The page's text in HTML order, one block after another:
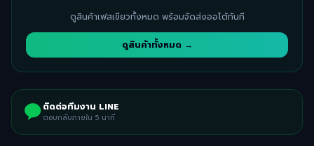
ดูสินค้าเฟสเขียวทั้งหมด พร้อมจัดส่งออโต้ทันที
ดูสินค้าทั้งหมด →
ติดต่อทีมงาน LINE
ตอบกลับภายใน 5 นาที